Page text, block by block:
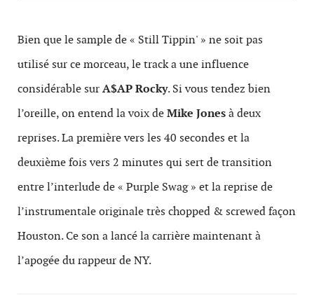
Bien que le sample de « Still Tippin' » ne soit pas
utilisé sur ce morceau, le track a une influence
considérable surA$AP Rocky. Si vous tendez bien
l’oreille, on entend la voix deMike Jonesà deux
reprises. La première vers les 40 secondes et la
deuxième fois vers 2 minutes qui sert de transition
entre l’interlude de « Purple Swag » et la reprise de
l’instrumentale originale très chopped & screwed façon
Houston. Ce son a lancé la carrière maintenant à
l’apogée du rappeur de NY.